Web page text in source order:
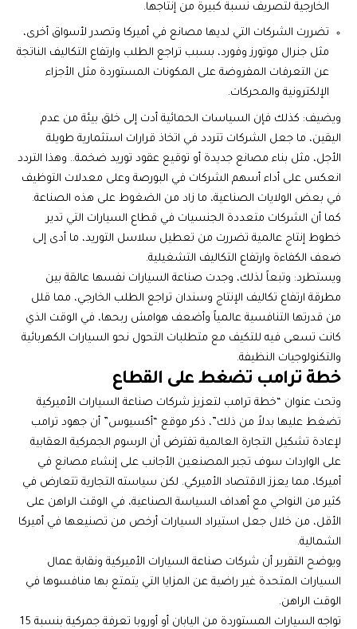
الخارجية لتصريف نسبة كبيرة من إنتاجها.
تضررت الشركات التي لديها مصانع في أميركا وتصدر لأسواق أخرى،
مثل جنرال موتورز وفورد، بسبب تراجع الطلب وارتفاع التكاليف الناتجة
عن التعرفات المفروضة على المكونات المستوردة مثل الأجزاء
الإلكترونية والمحركات.
ويضيف: كذلك فإن السياسات الحمائية أدت إلى خلق بيئة من عدم
اليقين، ما جعل الشركات تتردد في اتخاذ قرارات استثمارية طويلة
الأجل، مثل بناء مصانع جديدة أو توقيع عقود توريد ضخمة.. وهذا التردد
انعكس على أداء أسهم الشركات في البورصة وعلى معدلات التوظيف
في بعض الولايات الصناعية، ما زاد من الضغوط على هذه الصناعة.
كما أن الشركات متعددة الجنسيات في قطاع السيارات التي تدير
خطوط إنتاج عالمية تضررت من تعطيل سلاسل التوريد، ما أدى إلى
ضعف الكفاءة وارتفاع التكاليف التشغيلية.
ويستطرد: وتبعاً لذلك، وجدت صناعة السيارات نفسها عالقة بين
مطرقة ارتفاع تكاليف الإنتاج وسندان تراجع الطلب الخارجي، مما قلل
من قدرتها التنافسية عالمياً وأضعف هوامش ربحها، في الوقت الذي
كانت تسعى فيه للتكيف مع متطلبات التحول نحو السيارات الكهربائية
والتكنولوجيات النظيفة.
خطة ترامب تضغط على القطاع
وتحت عنوان “خطة ترامب لتعزيز شركات صناعة السيارات الأميركية
تضغط عليها بدلاً من ذلك”، ذكر موقع “أكسيوس” أن جهود ترامب
لإعادة تشكيل التجارة العالمية تفترض أن الرسوم الجمركية العقابية
على الواردات سوف تجبر المصنعين الأجانب على إنشاء مصانع في
أميركا، مما يعزز الاقتصاد الأميركي. لكن سياسته التجارية تتعارض في
كثير من النواحي مع أهداف السياسة الصناعية، في الوقت الراهن على
الأقل، من خلال جعل استيراد السيارات أرخص من تصنيعها في أميركا
الشمالية.
ويوضح التقرير أن شركات صناعة السيارات الأميركية ونقابة عمال
السيارات المتحدة غير راضية عن المزايا التي يتمتع بها منافسوها في
الوقت الراهن.
تواجه السيارات المستوردة من اليابان أو أوروبا تعرفة جمركية بنسبة 15